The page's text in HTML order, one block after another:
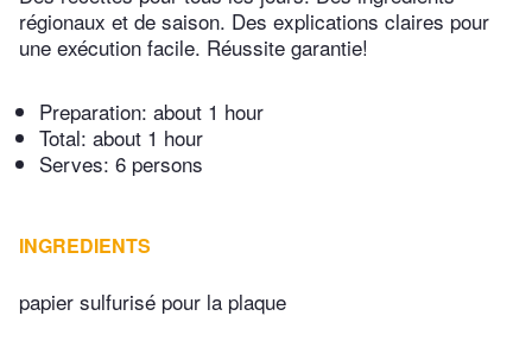
régionaux et de saison. Des explications claires pour
une exécution facile. Réussite garantie!
Preparation: about 1 hour
Total: about 1 hour
Serves: 6 persons
INGREDIENTS
papier sulfurisé pour la plaque